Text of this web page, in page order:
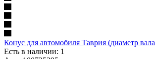
Конус для автомобиля Таврия (диаметр
Есть в наличии: 1